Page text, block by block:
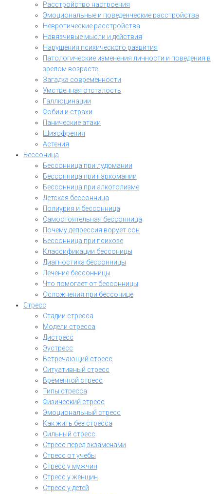
Расстройство настроения
Эмоциональные и поведенческие расстройства
Невротические расстройства
Навязчивые мысли и действия
Нарушения психического развития
Патологические изменения личности и поведения в
зрелом возрасте
Загадка современности
Умственная отсталость
Галлюцинации
Фобии и страхи
Панические атаки
Шизофрения
Астения
Бессоница
Бессонница при лудомании
Бессонница при наркомании
Бессонница при алкоголизме
Детская бессонница
Полиурия и бессонница
Самостоятельная бессонница
Почему депрессия ворует сон
Бессонница при психозе
Классификации бессоницы
Диагностика бессонницы
Лечение бессонницы
Что помогает от бессонницы
Осложнения при бессонице
Стресс
Стадии стресса
Модели стресса
Дистресс
Эустресс
Встречающий стресс
Ситуативный стресс
Временной стресс
Типы стресса
Физический стресс
Эмоциональный стресс
Как жить без стресса
Сильный стресс
Стресс перед экзаменами
Стресс от учебы
Стресс у мужчин
Стресс у женщин
Стресс у детей